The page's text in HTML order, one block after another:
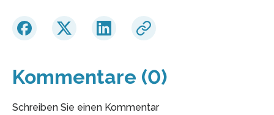
Kommentare (0)
Schreiben Sie einen Kommentar